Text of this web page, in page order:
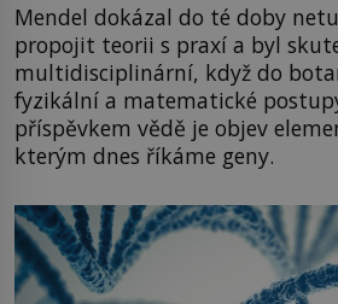
Mendel dokázal do té doby
propojit teorii s praxí a byl
multidisciplinární, když do
fyzikální a matematické
příspěvkem vědě je objev
kterým dnes říkáme geny.